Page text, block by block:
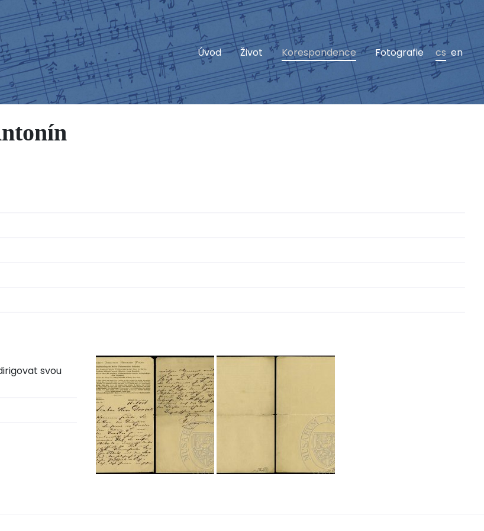
Úvod Život Korespondence Fotografie cs en
svou